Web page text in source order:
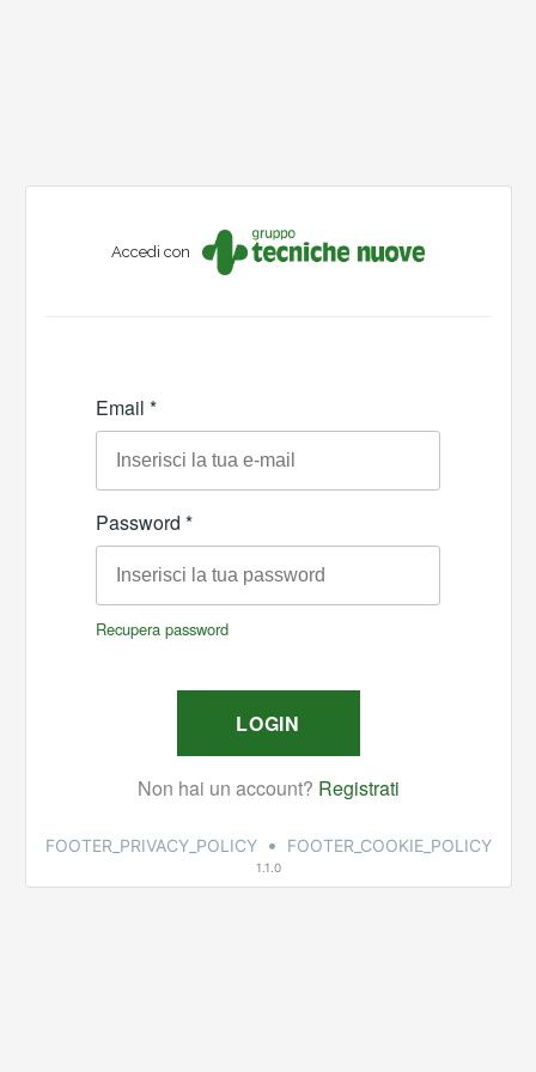
Accedi con
FOOTER_PRIVACY_POLICY • FOOTER_COOKIE_POLICY
1.1.0